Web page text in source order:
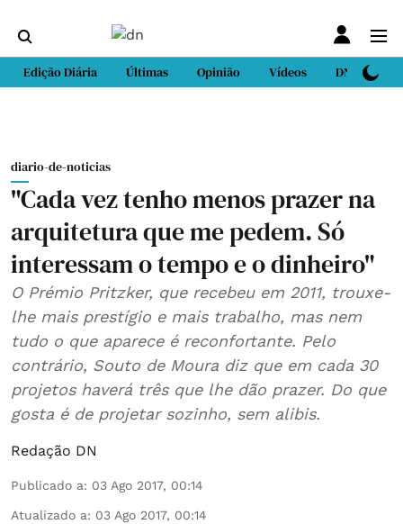
Edição Diária Últimas Opinião Vídeos DN Sport
diario-de-noticias
"Cada vez tenho menos prazer na
arquitetura que me pedem. Só
interessam o tempo e o dinheiro"
O Prémio Pritzker, que recebeu em 2011, trouxe-
lhe mais prestígio e mais trabalho, mas nem
tudo o que aparece é reconfortante. Pelo
contrário, Souto de Moura diz que em cada 30
projetos haverá três que lhe dão prazer. Do que
gosta é de projetar sozinho, sem alibis.
Redação DN
Publicado a: 03 Ago 2017, 00:14
Atualizado a: 03 Ago 2017, 00:14